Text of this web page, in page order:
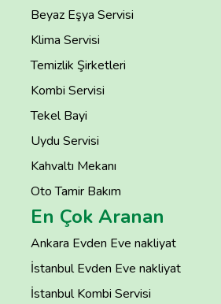
Beyaz Eşya Servisi
Klima Servisi
Temizlik Şirketleri
Kombi Servisi
Tekel Bayi
Uydu Servisi
Kahvaltı Mekanı
Oto Tamir Bakım
En Çok Aranan
Ankara Evden Eve nakliyat
İstanbul Evden Eve nakliyat
İstanbul Kombi Servisi